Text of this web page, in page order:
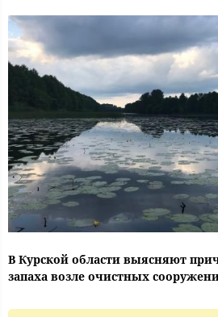
В Курской области выясняют
запаха возле очистных